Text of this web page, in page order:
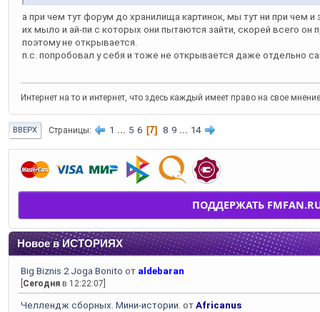
ПОДДЕРЖАТЬ
Новое в ИСТОРИЯХ
Big Biznis 2 Joga Bonito от aldebaran
Сегодня в 12:22:07]
Челлендж сборных. Мини-истории. от Africanus
а при чем тут форум до хранилища картинок, мы тут ни при чем
их мыло и ай-пи с которых они пытаются зайти, скорей всего он
поэтому не открывается.
п.с. попробовал у себя и тоже не открывается даже отдельно
Интернет на то и интернет, что здесь каждый имеет право на свое
ВВЕРХ Страницы 1 ... 5 6 7 8 9 ... 14